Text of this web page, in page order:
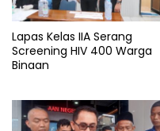
Lapas Kelas IIA Serang
Screening HIV 400 Warga
Binaan